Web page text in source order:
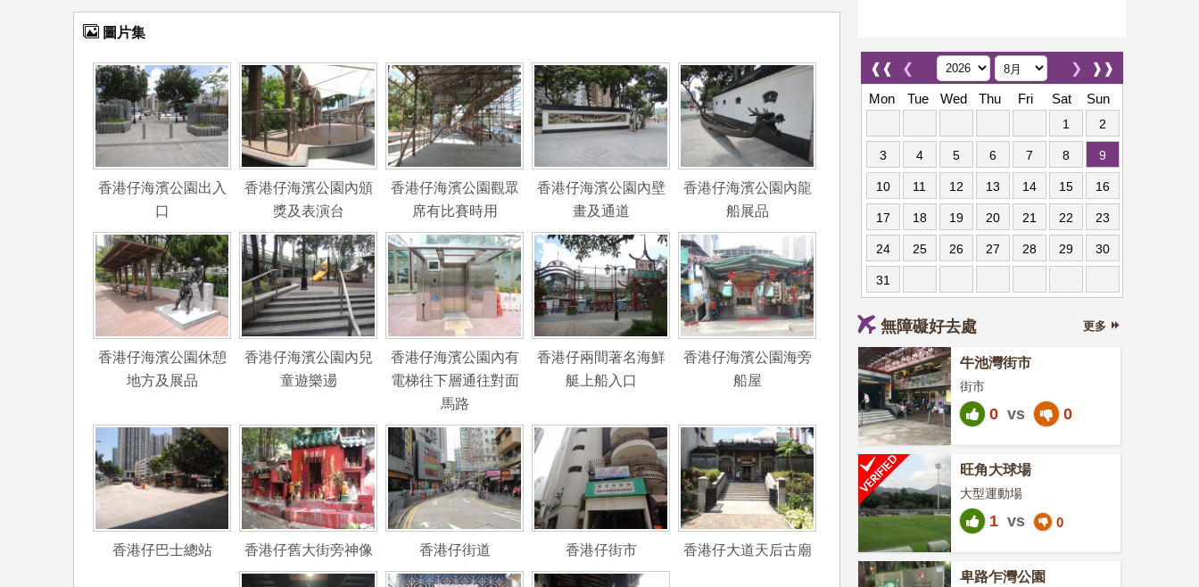
圖片集
香港仔海濱公園出入
口
香港仔海濱公園內頒
獎及表演台
香港仔海濱公園觀眾
席有比賽時用
香港仔海濱公園內壁
畫及通道
香港仔海濱公園內龍
船展品
香港仔海濱公園休憩
地方及展品
香港仔海濱公園內兒
童遊樂逿
香港仔海濱公園內有
電梯往下層通往對面
馬路
香港仔兩間著名海鮮
艇上船入口
香港仔海濱公園海旁
船屋
香港仔巴士總站 香港仔舊大街旁神像 香港仔街道 香港仔街市 香港仔大道天后古廟
❰❰ ❮ ❱❱
❯
Mon
Tue Wed Thu Fri Sat Sun
1 2
3 4 5 6 7 8 9
10 11 12 13 14 15 16
17 18 19 20 21 22 23
24 25 26 27 28 29 30
31
無障礙好去處 更多
牛池灣街市
街市
0 vs 0
旺角大球場
大型運動場
1 vs 0
卑路乍灣公園